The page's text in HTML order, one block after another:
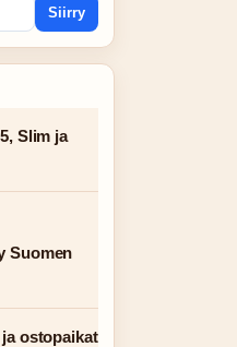
Siirry
Slim ja
Suomen
ostopaikat